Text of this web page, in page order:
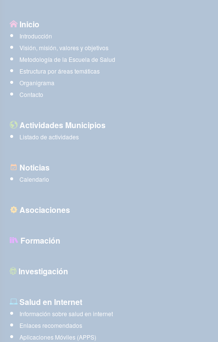
Inicio
Introducción
Visión, misión, valores y objetivos
Metodología de la Escuela de Salud
Estructura por áreas temáticas
Organigrama
Contacto
Actividades Municipios
Listado de actividades
Noticias
Calendario
Asociaciones
Formación
Investigación
Salud en Internet
Información sobre salud en internet
Enlaces recomendados
Aplicaciones Móviles (APPS)